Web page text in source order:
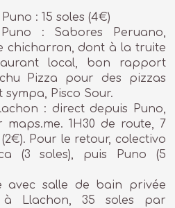
: 15 soles (4€)
: Sabores Peruano,
chicharron, dont à la truite
local, bon rapport
Pizza pour des pizzas
Pisco Sour.
: direct depuis Puno,
1H30 de route, 7
Pour le retour, colectivo
(3 soles), puis Puno (5
avec salle de bain privée
Llachon, 35 soles par